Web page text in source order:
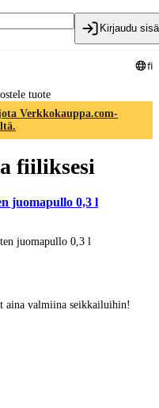
Kirjaudu
fi
tuote
Verkkokauppa.com-
fiiliksesi
juomapullo 0,3 l
juomapullo 0,3 l
aina valmiina seikkailuihin!